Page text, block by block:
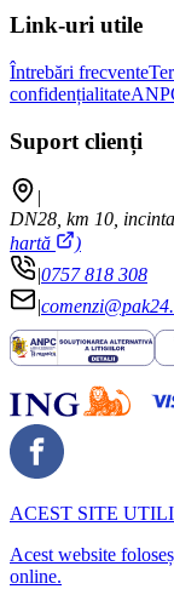
Link-uri utile
Întrebări frecvente
confidențialitate
Suport clienți
|
DN28, km 10,
hartă
)
|0757 818 308
|
ACEST SITE
Acest website
online.